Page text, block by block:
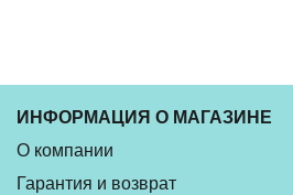
ИНФОРМАЦИЯ О МАГАЗИНЕ
О компании
Гарантия и возврат